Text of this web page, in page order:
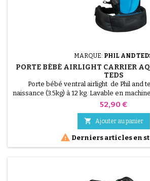
MARQUE: PHIL AND
PORTE BÉBÉ AIRLIGHT CARRIER
TEDS
Porte bébé ventral airlight de Phil and
naissance (3.5kg) à 12 kg. Lavable en
Tex.
Prix
52,90 €
 Ajouter au panier
 Derniers articles en